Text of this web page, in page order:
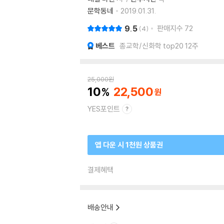
문학동네
2019.01.31.
9.5 4 판매지수 72
베스트 종교학/신화학 top20 12주
25,000원
10 22,500
YES포인트
앱 다운 시 1천원 상품권
결제혜택
배송안내